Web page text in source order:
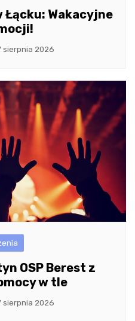
Łącku: Wakacyjne
sierpnia 2026
OSP Berest z
w tle
sierpnia 2026